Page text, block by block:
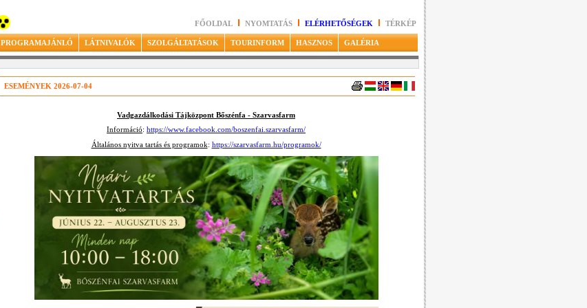
FŐOLDAL NYOMTATÁS ELÉRHETŐSÉGEK TÉRKÉP
PROGRAMAJÁNLÓ LÁTNIVALÓK SZOLGÁLTATÁSOK TOURINFORM HASZNOS GALÉRIA
ESEMÉNYEK 2026-07-04
Vadgazdálkodási Tájközpont Bőszénfa - Szarvasfarm
Információ: https://www.facebook.com/boszenfai.szarvasfarm/
Általános nyitva tartás és programok: https://szarvasfarm.hu/programok/